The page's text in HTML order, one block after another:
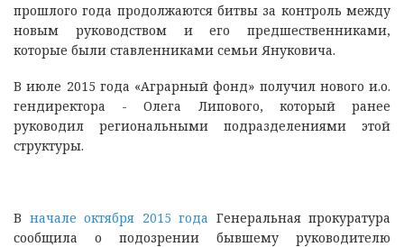
прошлого года продолжаются битвы за контроль между
новым руководством и его предшественниками,
которые были ставленниками семьи Януковича.
В июле 2015 года «Аграрный фонд» получил нового и.о.
гендиректора - Олега Липового, который ранее
руководил региональными подразделениями этой
структуры.
В начале октября 2015 года Генеральная прокуратура
сообщила о подозрении бывшему руководителю